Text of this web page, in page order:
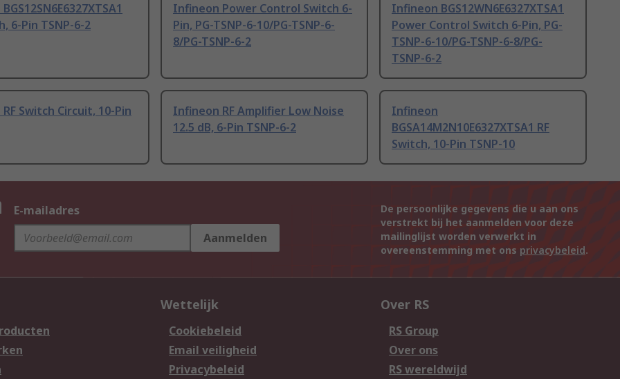
6-Pin TSNP-6-2
Infineon Power Control Switch 6-
Pin, PG-TSNP-6-10/PG-TSNP-6-
8/PG-TSNP-6-2
Infineon BGS12WN6E6327XTSA1
Power Control Switch 6-Pin, PG-
TSNP-6-10/PG-TSNP-6-8/PG-
TSNP-6-2
Switch Circuit, 10-Pin
Infineon RF Amplifier Low Noise
12.5 dB, 6-Pin TSNP-6-2
Infineon
BGSA14M2N10E6327XTSA1 RF
Switch, 10-Pin TSNP-10
E-mailadres
Aanmelden
De persoonlijke gegevens die u aan ons
verstrekt bij het aanmelden voor deze
mailinglijst worden verwerkt in
overeenstemming met ons privacybeleid.
Wettelijk
Cookiebeleid
Email veiligheid
Privacybeleid
Over RS
RS Group
Over ons
RS wereldwijd